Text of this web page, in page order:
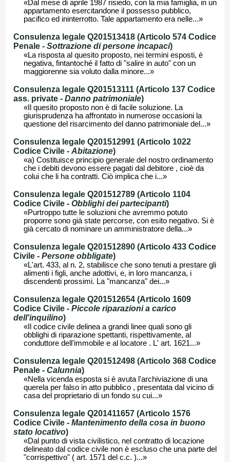
«Dal mese di aprile 1987 risiedo, con la mia famiglia, in un
appartamento esercitandone il possesso pubblico,
pacifico ed ininterrotto. Tale appartamento era nelle...»
Consulenza legale Q201513418 (Articolo 574 Codice
Penale - Sottrazione di persone incapaci)
«La risposta al quesito proposto, nei termini esposti, è
negativa, fintantoché il fatto di "salire in auto" con un
maggiorenne sia voluto dalla minore...»
Consulenza legale Q201513111 (Articolo 137 Codice
ass. private - Danno patrimoniale)
«Il quesito proposto non è di facile soluzione. La
giurisprudenza ha affrontato in numerose occasioni la
questione del risarcimento del danno patrimoniale del...»
Consulenza legale Q201512991 (Articolo 1022
Codice Civile - Abitazione)
«a) Costituisce principio generale del nostro ordinamento
che i debiti devono essere pagati dal debitore , cioè da
colui che li ha contratti. Ciò implica che i...»
Consulenza legale Q201512789 (Articolo 1104
Codice Civile - Obblighi dei partecipanti)
«Purtroppo tutte le soluzioni che avremmo potuto
proporre sono già state percorse, con esito negativo. Si è
già cercato di nominare un amministratore della...»
Consulenza legale Q201512890 (Articolo 433 Codice
Civile - Persone obbligate)
«L'art. 433, al n. 2, stabilisce che sono tenuti a prestare gli
alimenti i figli, anche adottivi, e, in loro mancanza, i
discendenti prossimi. La "mancanza" dei...»
Consulenza legale Q201512654 (Articolo 1609
Codice Civile - Piccole riparazioni a carico
dell'inquilino)
«Il codice civile delinea a grandi linee quali sono gli
obblighi di riparazione spettanti, rispettivamente, al
conduttore dell'immobile e al locatore . L' art. 1621...»
Consulenza legale Q201512498 (Articolo 368 Codice
Penale - Calunnia)
«Nella vicenda esposta si è avuta l'archiviazione di una
querela per falso in atto pubblico , presentata dal vicino di
casa del proprietario di un fondo su cui...»
Consulenza legale Q201411657 (Articolo 1576
Codice Civile - Mantenimento della cosa in buono
stato locativo)
«Dal punto di vista civilistico, nel contratto di locazione
delineato dal codice civile non è escluso che una parte del
"corrispettivo" ( art. 1571 del c.c. )...»